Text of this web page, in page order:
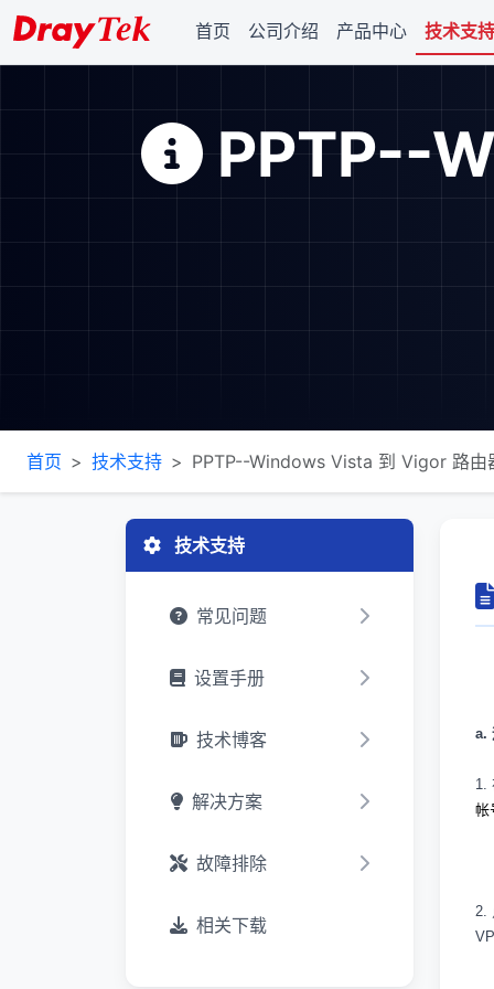
首页 公司介绍 产品中心 技术支持
PPTP--
首页 技术支持 PPTP--Windows Vista 到 Vigor 路由
技术支持
常见问题
设置手册
技术博客
解决方案
故障排除
相关下载
a.
1.
帐
2.